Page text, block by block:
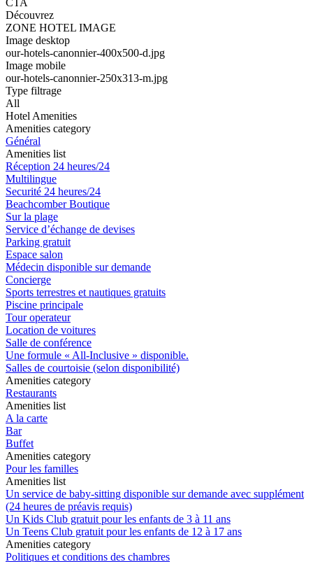
CTA
Découvrez
ZONE HOTEL IMAGE
Image desktop
our-hotels-canonnier-400x500-d.jpg
Image mobile
our-hotels-canonnier-250x313-m.jpg
Type filtrage
All
Hotel Amenities
Amenities category
Général
Amenities list
Réception 24 heures/24
Multilingue
Securité 24 heures/24
Beachcomber Boutique
Sur la plage
Service d’échange de devises
Parking gratuit
Espace salon
Médecin disponible sur demande
Concierge
Sports terrestres et nautiques gratuits
Piscine principale
Tour operateur
Location de voitures
Salle de conférence
Une formule « All-Inclusive » disponible.
Salles de courtoisie (selon disponibilité)
Amenities category
Restaurants
Amenities list
A la carte
Bar
Buffet
Amenities category
Pour les familles
Amenities list
Un service de baby-sitting disponible sur demande avec supplément
(24 heures de préavis requis)
Un Kids Club gratuit pour les enfants de 3 à 11 ans
Un Teens Club gratuit pour les enfants de 12 à 17 ans
Amenities category
Politiques et conditions des chambres